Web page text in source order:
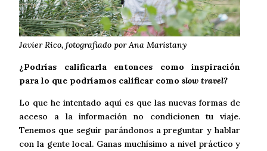
Javier Rico, fotografiado por Ana Maristany
¿Podrías calificarla entonces como inspiración
para lo que podríamos calificar comoslow travel?
Lo que he intentado aquí es que las nuevas formas de
acceso a la información no condicionen tu viaje.
Tenemos que seguir parándonos a preguntar y hablar
con la gente local. Ganas muchísimo a nivel práctico y